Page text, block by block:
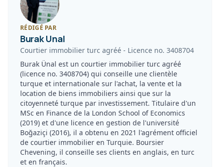
RÉDIGÉ PAR
Burak Unal
Courtier immobilier turc agréé - Licence no. 3408704
Burak Ünal est un courtier immobilier turc agréé
(licence no. 3408704) qui conseille une clientèle
turque et internationale sur l'achat, la vente et la
location de biens immobiliers ainsi que sur la
citoyenneté turque par investissement. Titulaire d'un
MSc en Finance de la London School of Economics
(2019) et d'une licence en gestion de l'université
Boğaziçi (2016), il a obtenu en 2021 l'agrément officiel
de courtier immobilier en Turquie. Boursier
Chevening, il conseille ses clients en anglais, en turc
et en français.